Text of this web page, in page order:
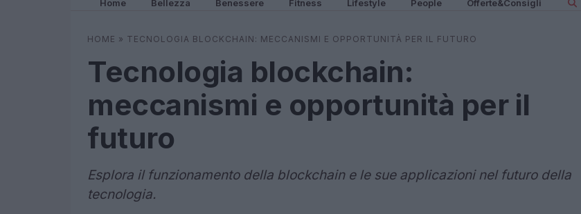
Home Bellezza Benessere Fitness Lifestyle People Offerte&Consigli
HOME » TECNOLOGIA BLOCKCHAIN: MECCANISMI E OPPORTUNITÀ PER IL FUTURO
Tecnologia blockchain:
meccanismi e opportunità per il
futuro
Esplora il funzionamento della blockchain e le sue applicazioni nel futuro della
tecnologia.